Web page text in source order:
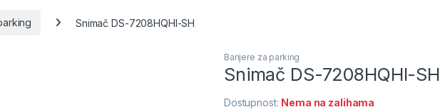
Snimač DS-7208HQHI-SH
Barijere za parking
Snimač DS-7208HQHI-SH
Dostupnost: Nema na zalihama